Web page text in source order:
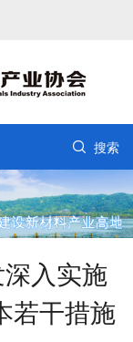
 搜索
深入实施
若干措施